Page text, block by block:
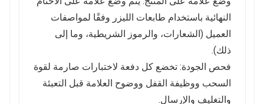
النهائية باستخدام طابعات الليزر وفقًا لمواصفات
العميل (الشعارات، والرموز الشريطية، وما إلى
ذلك).
فحص الجودة: تخضع كل دفعة لاختبارات صارمة لقوة
السحب ووظيفة القفل ووضوح العلامة قبل التعبئة
والتغليف والإرسال.